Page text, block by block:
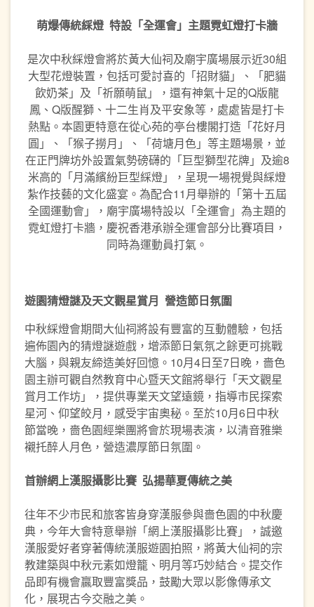
萌爆傳統綵燈 特設「全運會」主題霓虹燈打卡牆
是次中秋綵燈會將於黃大仙祠及廟宇廣場展示近30組
大型花燈裝置，包括可愛討喜的「招財貓」、「肥貓
飲奶茶」及「祈願萌鼠」，還有神氣十足的Q版龍
鳳、Q版醒獅、十二生肖及平安象等，處處皆是打卡
熱點。本園更特意在從心苑的亭台樓閣打造「花好月
圓」、「猴子撈月」、「荷塘月色」等主題場景，並
在正門牌坊外設置氣勢磅礴的「巨型獅型花牌」及逾8
米高的「月滿繽紛巨型綵燈」，呈現一場視覺與綵燈
紮作技藝的文化盛宴。為配合11月舉辦的「第十五屆
全國運動會」，廟宇廣場特設以「全運會」為主題的
霓虹燈打卡牆，慶祝香港承辦全運會部分比賽項目，
同時為運動員打氣。
遊園猜燈謎及天文觀星賞月 營造節日氛圍
中秋綵燈會期間大仙祠將設有豐富的互動體驗，包括
遍佈園內的猜燈謎遊戲，增添節日氣氛之餘更可挑戰
大腦，與親友締造美好回憶。10月4日至7日晚，嗇色
園主辦可觀自然教育中心暨天文館將舉行「天文觀星
賞月工作坊」，提供專業天文望遠鏡，指導市民探索
星河、仰望皎月，感受宇宙奧秘。至於10月6日中秋
節當晚，嗇色園經樂團將會於現場表演，以清音雅樂
襯托醉人月色，營造濃厚節日氛圍。
首辦網上漢服攝影比賽 弘揚華夏傳統之美
往年不少市民和旅客皆身穿漢服參與嗇色園的中秋慶
典，今年大會特意舉辦「網上漢服攝影比賽」，誠邀
漢服愛好者穿著傳統漢服遊園拍照，將黃大仙祠的宗
教建築與中秋元素如燈籠、明月等巧妙結合。提交作
品即有機會贏取豐富獎品，鼓勵大眾以影像傳承文
化，展現古今交融之美。